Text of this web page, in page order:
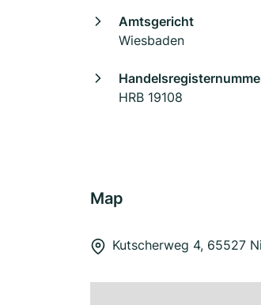
Amtsgericht
Wiesbaden
HRB 19108
Map
Kutscherweg 4, 65527